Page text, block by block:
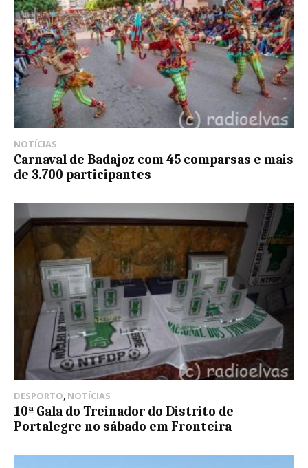
NOTÍCIAS
Carnaval de Badajoz com 45 comparsas e mais
de 3.700 participantes
DESPORTO, NOTÍCIAS
10ª Gala do Treinador do Distrito de
Portalegre no sábado em Fronteira